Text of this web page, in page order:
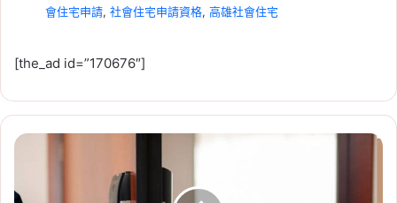
會住宅申請, 社會住宅申請資格, 高雄社會住宅
租賃專法修法急轉彎！3 年租
期、續約漲租上限暫緩，最新重
[the_ad id=”170676″]
【新
驗